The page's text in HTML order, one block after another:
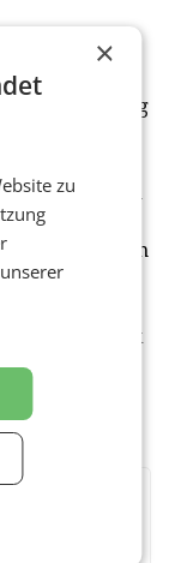
in
Verwendung
Brot in die
an
fürs
und Kunden
als Hälfte
kauft, darf
Form des
×
zu